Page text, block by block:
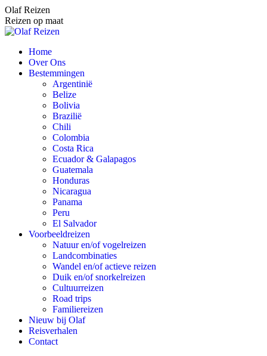
Spring
naar
content
Olaf Reizen
Reizen op maat
Home
Over Ons
Bestemmingen
Argentinië
Belize
Bolivia
Brazilië
Chili
Colombia
Costa Rica
Ecuador & Galapagos
Guatemala
Honduras
Nicaragua
Panama
Peru
El Salvador
Voorbeeldreizen
Natuur en/of vogelreizen
Landcombinaties
Wandel en/of actieve reizen
Duik en/of snorkelreizen
Cultuurreizen
Road trips
Familiereizen
Nieuw bij Olaf
Reisverhalen
Contact